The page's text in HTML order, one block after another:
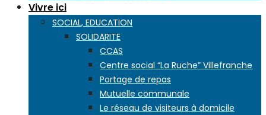
Vivre ici
SOCIAL, EDUCATION
SOLIDARITE
CCAS
Centre social “La Ruche” Villefranche
Portage de repas
Mutuelle communale
Le réseau de visiteurs à domicile